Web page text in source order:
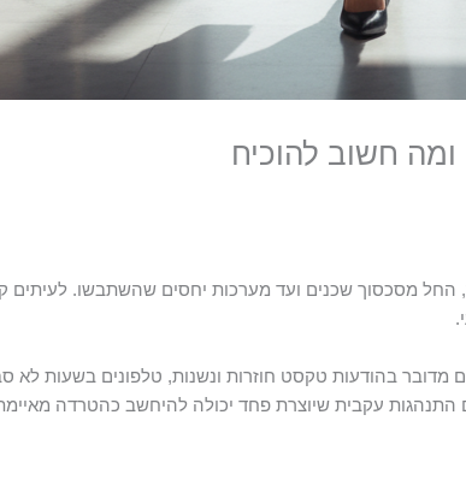
חשוב להוכיח
מסכסוך שכנים ועד מערכות יחסים שהשתבשו. לעיתים
בהודעות טקסט חוזרות ונשנות, טלפונים בשעות לא
התנהגות עקבית שיוצרת פחד יכולה להיחשב כהטרדה